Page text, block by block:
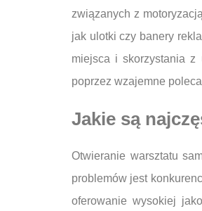
związanych z
jak ulotki czy banery
miejsca i skorzystania z
poprzez wzajemne
Jakie są
Otwieranie warsztatu
problemów jest
oferowanie wysokiej